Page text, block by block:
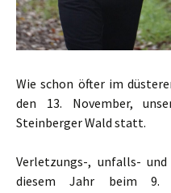
Wie schon öfter im
den 13. November,
Steinberger Wald statt.
Verletzungs-, unfalls-
diesem Jahr beim 9.